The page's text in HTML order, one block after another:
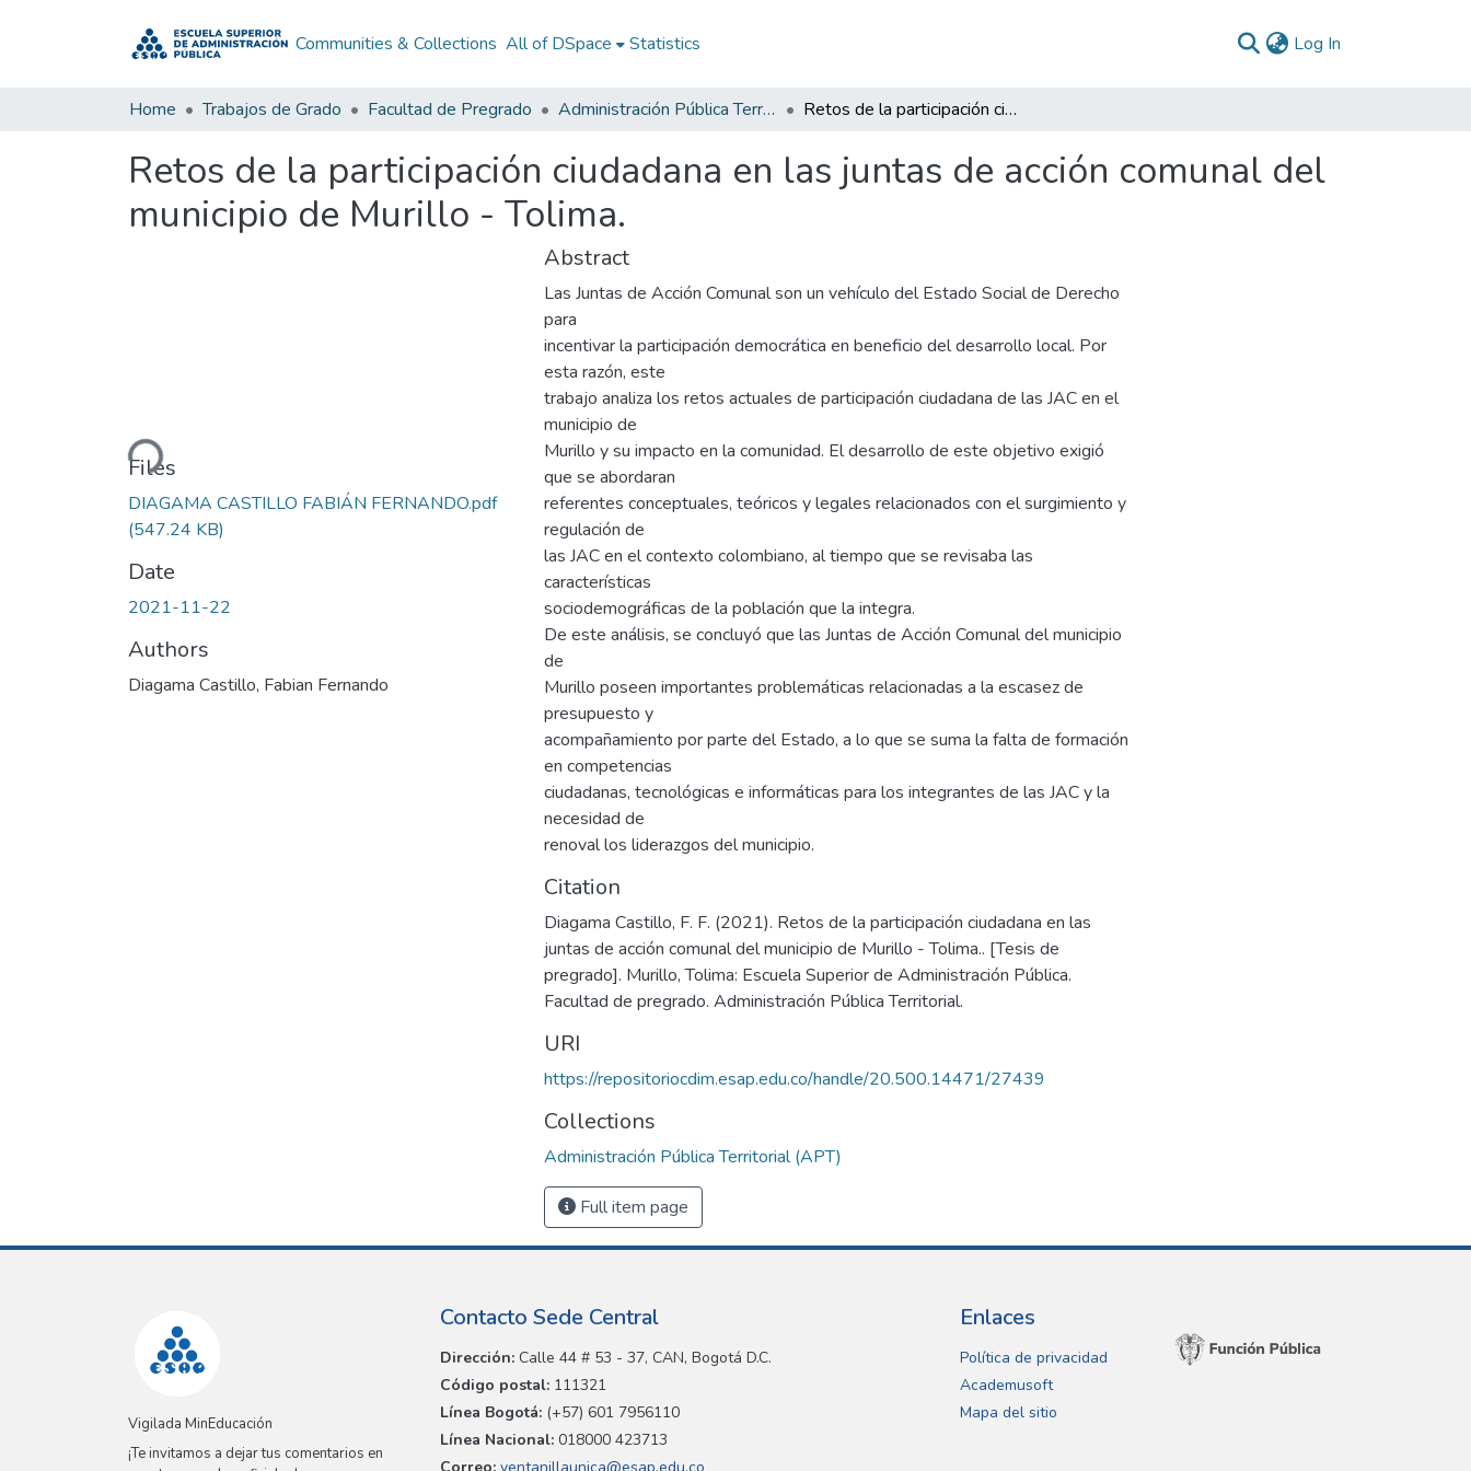
Communities & Collections All of DSpace Statistics Log In
Home Trabajos de Grado Facultad de Pregrado Administración Pública Territorial (APT) Retos de la participación ciudadana en las juntas de acción comunal del municipio de Murillo - Tolima.
Retos de la participación ciudadana en las juntas de acción comunal del
municipio de Murillo - Tolima.
Loading...
Files
DIAGAMA CASTILLO FABIÁN FERNANDO.pdf
(547.24 KB)
Date
2021-11-22
Authors
Diagama Castillo, Fabian Fernando
Abstract
Las Juntas de Acción Comunal son un vehículo del Estado Social de Derecho
para
incentivar la participación democrática en beneficio del desarrollo local. Por
esta razón, este
trabajo analiza los retos actuales de participación ciudadana de las JAC en el
municipio de
Murillo y su impacto en la comunidad. El desarrollo de este objetivo exigió
que se abordaran
referentes conceptuales, teóricos y legales relacionados con el surgimiento y
regulación de
las JAC en el contexto colombiano, al tiempo que se revisaba las
características
sociodemográficas de la población que la integra.
De este análisis, se concluyó que las Juntas de Acción Comunal del municipio
de
Murillo poseen importantes problemáticas relacionadas a la escasez de
presupuesto y
acompañamiento por parte del Estado, a lo que se suma la falta de formación
en competencias
ciudadanas, tecnológicas e informáticas para los integrantes de las JAC y la
necesidad de
renoval los liderazgos del municipio.
Citation
Diagama Castillo, F. F. (2021). Retos de la participación ciudadana en las
juntas de acción comunal del municipio de Murillo - Tolima.. [Tesis de
pregrado]. Murillo, Tolima: Escuela Superior de Administración Pública.
Facultad de pregrado. Administración Pública Territorial.
URI
https://repositoriocdim.esap.edu.co/handle/20.500.14471/27439
Collections
Administración Pública Territorial (APT)
Full item page
Vigilada MinEducación
¡Te invitamos a dejar tus comentarios en
Contacto Sede Central
Dirección: Calle 44 # 53 - 37, CAN, Bogotá D.C.
Código postal: 111321
Línea Bogotá: (+57) 601 7956110
Línea Nacional: 018000 423713
Enlaces
Política de privacidad
Academusoft
Mapa del sitio